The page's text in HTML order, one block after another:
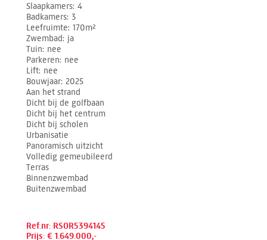
Slaapkamers 4
Badkamers 3
Leefruimte 170m²
Zwembad ja
Tuin nee
Parkeren nee
Lift nee
Bouwjaar 2025
Aan het strand
Dicht bij de golfbaan
Dicht bij het centrum
Dicht bij scholen
Urbanisatie
Panoramisch uitzicht
Volledig gemeubileerd
Terras
Binnenzwembad
Buitenzwembad
Ref.nr: RSOR5394145
Prijs: € 1.649.000,-